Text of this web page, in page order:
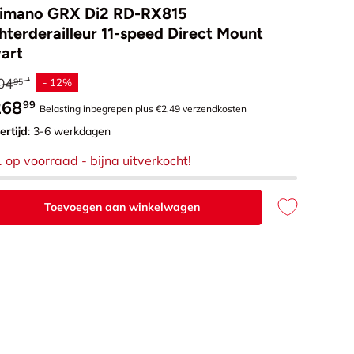
GRX Di2 RD-RX815
11-speed Direct Mount
prijs
95 - 12%
99 Belasting inbegrepen plus €2,49 verzendkosten
: 3-6 werkdagen
op voorraad - bijna uitverkocht!
Toevoegen aan winkelwagen